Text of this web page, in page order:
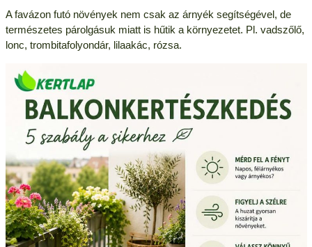
A favázon futó növények nem csak az árnyék segítségével, de
természetes párolgásuk miatt is hűtik a környezetet. Pl. vadszőlő,
lonc, trombitafolyondár, lilaakác, rózsa.